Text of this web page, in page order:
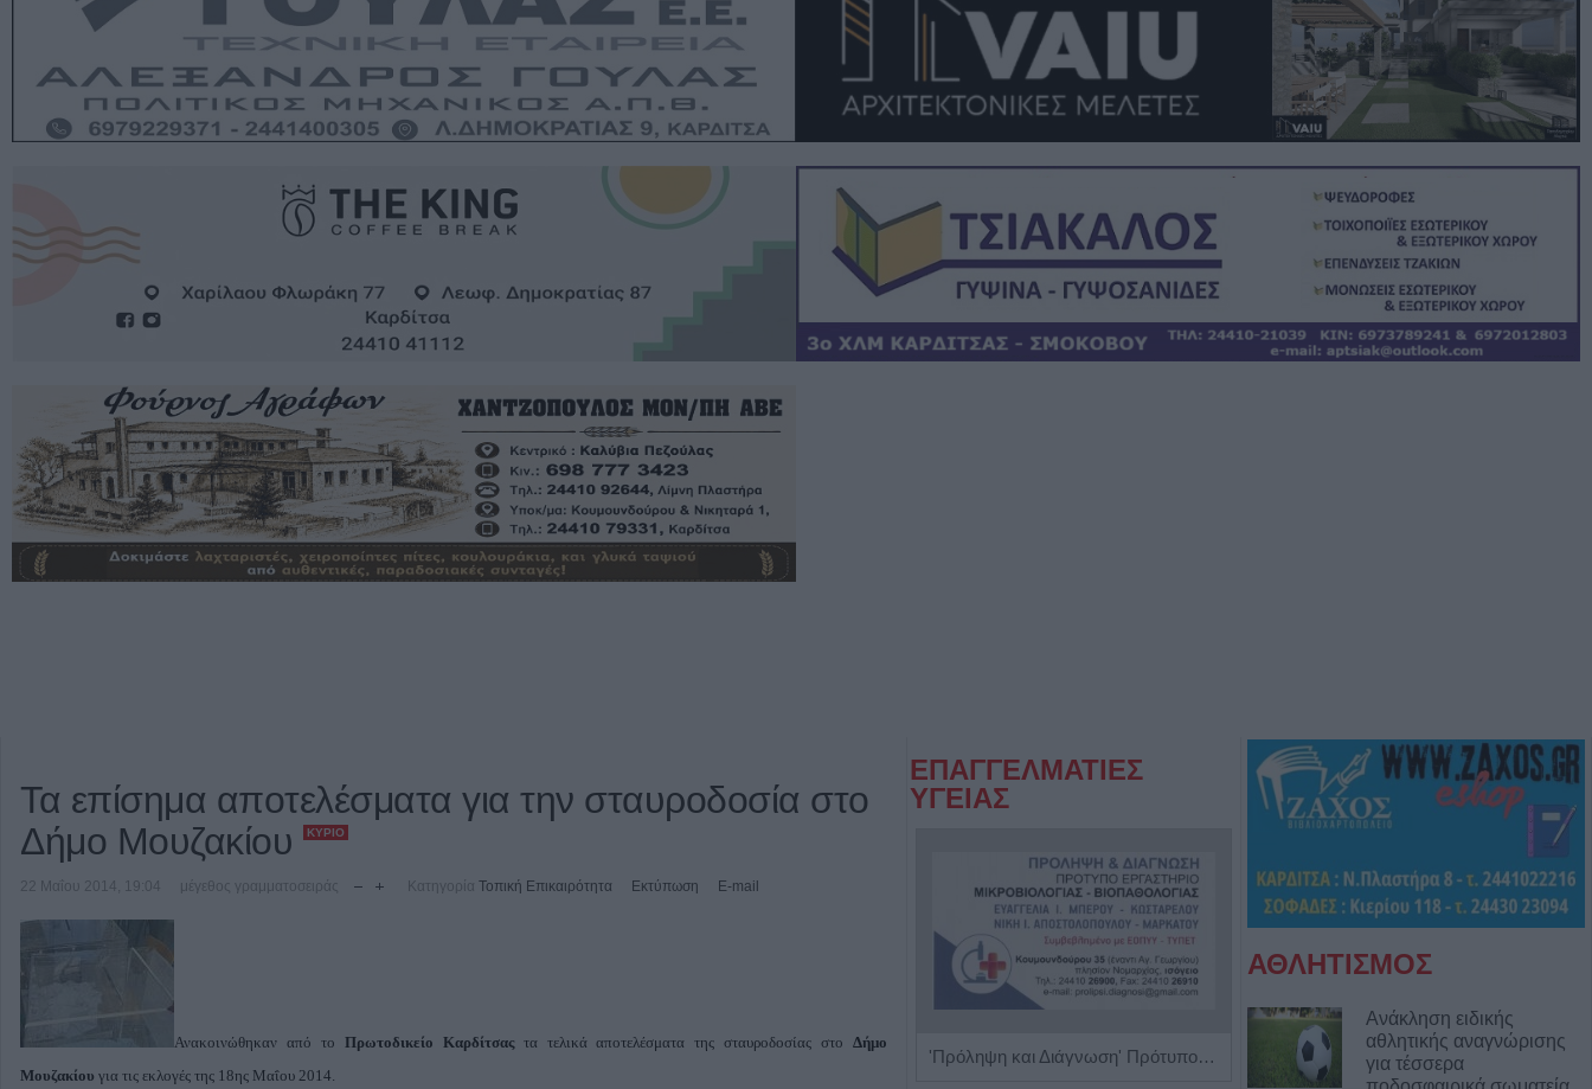
Τα επίσημα αποτελέσματα για την σταυροδοσία στο
Δήμο Μουζακίου
ΚΎΡΙΟ
22 Μαΐου 2014, 19:04 μέγεθος γραμματοσειράς Κατηγορία Τοπική Επικαιρότητα Εκτύπωση E-mail
Ανακοινώθηκαν από το Πρωτοδικείο Καρδίτσαςτα τελικά αποτελέσματα της σταυροδοσίας στοΔήμο
Μουζακίου για τις εκλογές της 18ης Μαΐου 2014.
ΕΠΑΓΓΕΛΜΑΤΙΕΣ
ΥΓΕΙΑΣ
Ψυχίατρος - Ψυχοθεραπευτής 'Αποστολίκας Απόστολος' 'Πρόληψη και Διάγνωση' Πρότυπο Εργαστήριο Μικροβιολογίας - Βιοπαθολογίας
ΑΘΛΗΤΙΣΜΟΣ
Ανάκληση ειδικής
αθλητικής αναγνώρισης
για τέσσερα